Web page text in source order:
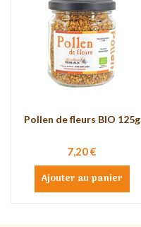
Pollen de fleurs BIO 125g
7,20 €
Ajouter au panier